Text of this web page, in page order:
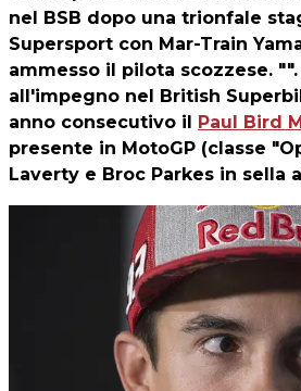
nel BSB dopo una trionfale
Supersport con Mar-Train
ammesso il pilota scozzese.
all'impegno nel British
anno consecutivo il Paul Bird
presente in MotoGP (classe
Laverty e Broc Parkes in sella